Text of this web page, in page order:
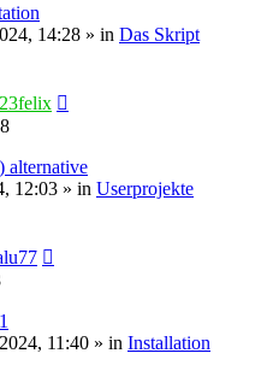
14:28 » in Das Skript
alternative
12:03 » in Userprojekte
11:40 » in Installation